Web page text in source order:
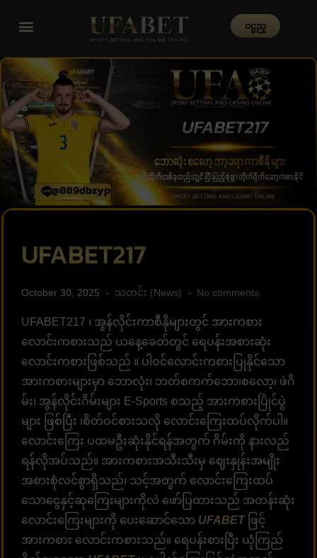
၀င္မည္
UFABET217
October 30, 2025 သတင်း (News) No comments
UFABET217 ၊ အွန်လိုင်းကာစီနိုများတွင် အားကစား
လောင်းကစားသည် ယနေ့ခေတ်တွင် ရေပန်းအစားဆုံး
လောင်းကစားဖြစ်သည် ။ ပါဝင်လောင်းကစားပြုနိုင်သော
အားကစားများမှာ ဘောလုံး၊ ဘတ်စကက်ဘော၊စလော့၊ ဖဲဂိ
မ်း၊ အွန်လိုင်းဂိမ်းများ E-Sports စသည့် အားကစားပြိုင်ပွဲ
များ ဖြစ်ပြီး ၊စိတ်ဝင်စားသလို လောင်းကြေးထပ်လိုက်ပါ။
လောင်းကြေး ပထမဦးဆုံးနိုင်ရန်အတွက် ဂိမ်းကို နားလည်
ရန်လိုအပ်သည်။ အားကစားအသီးသီးမှ ဈေးနှုန်းအမျိုး
အစားစုံလင်စွာရှိသည်၊ သင့်အတွက် လောင်းကြေးထပ်
သောငွေနှင့်ဆုကြေးများကိုလဲ ဖော်ပြထားသည် အတန်းဆုံး
လောင်းကြေးများကို ပေးဆောင်သော UFABETဖြင့်
အားကစား လောင်းကစားသည်။ ရေပန်းစားပြီး ယုံကြည်